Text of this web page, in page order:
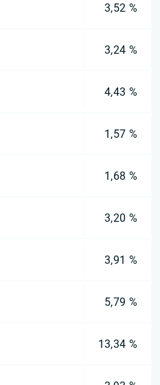
3,52 %
3,24 %
4,43 %
1,57 %
1,68 %
3,20 %
3,91 %
5,79 %
13,34 %